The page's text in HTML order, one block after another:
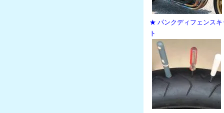
★ パンクディフェンスキ
ト